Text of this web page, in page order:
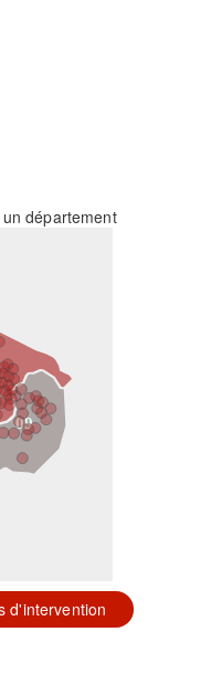
département
09
d'intervention